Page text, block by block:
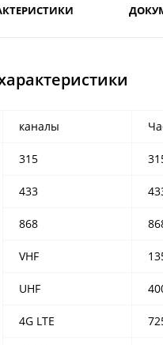
каналы
315
433
868
VHF
UHF
4G LTE